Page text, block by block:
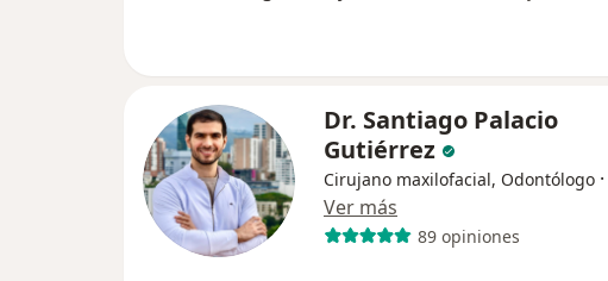
Dr. Santiago Palacio
Gutiérrez
Cirujano maxilofacial, Odontólogo ·
Ver más
89 opiniones